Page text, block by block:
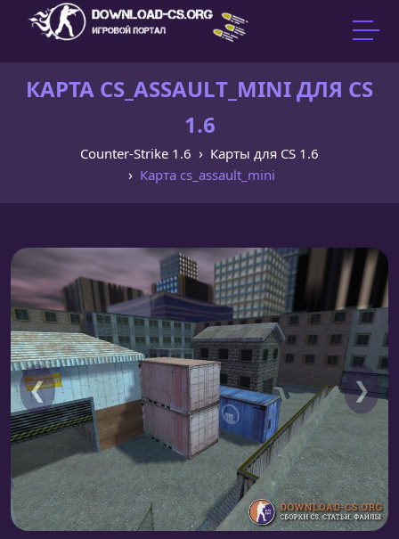
КАРТА CS_ASSAULT_MINI ДЛЯ CS
1.6
Counter-Strike 1.6
Карты для CS 1.6
Карта cs_assault_mini
❮ ❯